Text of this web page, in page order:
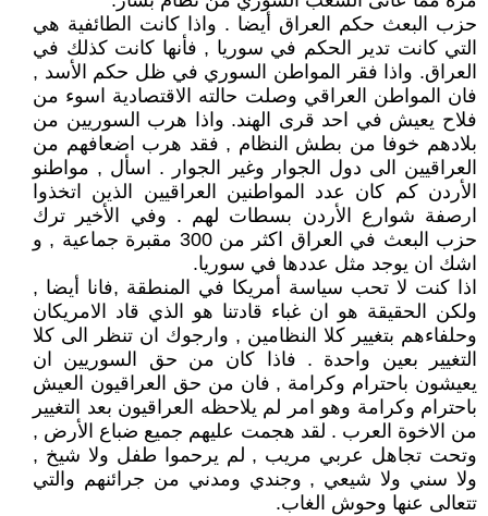
حزب البعث حكم العراق أيضا . واذا كانت الطائفية هي
التي كانت تدير الحكم في سوريا , فأنها كانت كذلك في
العراق. واذا فقر المواطن السوري في ظل حكم الأسد ,
فان المواطن العراقي وصلت حالته الاقتصادية اسوء من
فلاح يعيش في احد قرى الهند. واذا هرب السوريين من
بلادهم خوفا من بطش النظام , فقد هرب اضعافهم من
العراقيين الى دول الجوار وغير الجوار . اسأل , مواطنو
الأردن كم كان عدد المواطنين العراقيين الذين اتخذوا
ارصفة شوارع الأردن بسطات لهم . وفي الأخير ترك
حزب البعث في العراق اكثر من 300 مقبرة جماعية , و
اشك ان يوجد مثل عددها في سوريا.
اذا كنت لا تحب سياسة أمريكا في المنطقة ,فانا أيضا ,
ولكن الحقيقة هو ان غباء قادتنا هو الذي قاد الامريكان
وحلفاءهم بتغيير كلا النظامين , وارجوك ان تنظر الى كلا
التغيير بعين واحدة . فاذا كان من حق السوريين ان
يعيشون باحترام وكرامة , فان من حق العراقيون العيش
باحترام وكرامة وهو امر لم يلاحظه العراقيون بعد التغيير
من الاخوة العرب . لقد هجمت عليهم جميع ضباع الأرض ,
وتحت تجاهل عربي مريب , لم يرحموا طفل ولا شيخ ,
ولا سني ولا شيعي , وجندي ومدني من جرائنهم والتي
تتعالى عنها وحوش الغاب.